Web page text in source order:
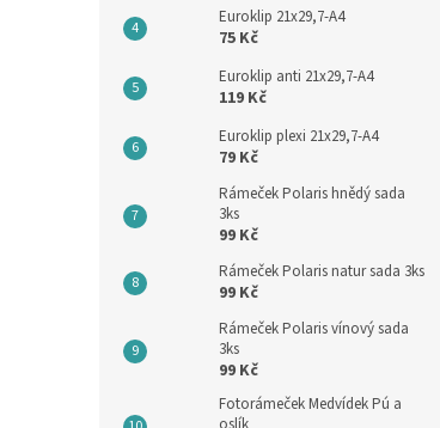
Euroklip 21x29,7-A4
75 Kč
Euroklip anti 21x29,7-A4
119 Kč
Euroklip plexi 21x29,7-A4
79 Kč
Rámeček Polaris hnědý sada
3ks
99 Kč
Rámeček Polaris natur sada 3ks
99 Kč
Rámeček Polaris vínový sada
3ks
99 Kč
Fotorámeček Medvídek Pú a